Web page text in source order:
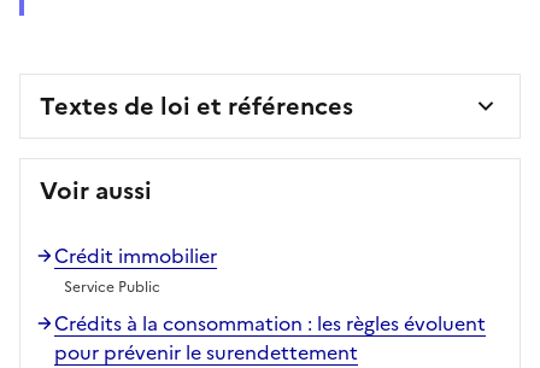
Textes de loi et références
Voir aussi
Crédit immobilier
Service Public
Crédits à la consommation : les règles évoluent
pour prévenir le surendettement